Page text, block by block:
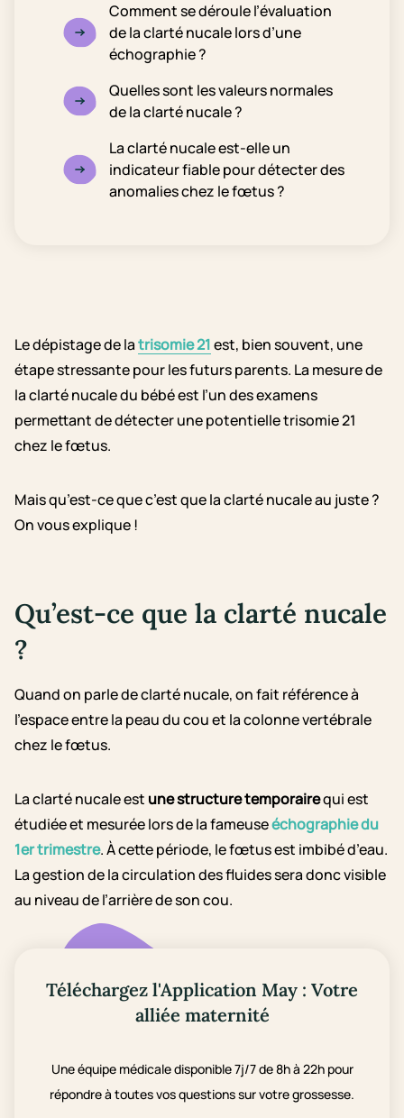
Comment se déroule l’évaluation
de la clarté nucale lors d’une
échographie ?
Quelles sont les valeurs normales
de la clarté nucale ?
La clarté nucale est-elle un
indicateur fiable pour détecter des
anomalies chez le fœtus ?
Le dépistage de latrisomie 21est, bien souvent, une
étape stressante pour les futurs parents. La mesure de
la clarté nucale du bébé est l’un des examens
permettant de détecter une potentielle trisomie 21
chez le fœtus.
Mais qu’est-ce que c’est que la clarté nucale au juste ?
On vous explique !
Qu’est-ce que la clarté nucale
?
Quand on parle de clarté nucale, on fait référence à
l’espace entre la peau du cou et la colonne vertébrale
chez le fœtus.
La clarté nucale est une structure temporairequi est
étudiée et mesurée lors de la fameuseéchographie du
1er trimestre. À cette période, le fœtus est imbibé d’eau.
La gestion de la circulation des fluides sera donc visible
au niveau de l’arrière de son cou.
Téléchargez l'Application May : Votre
alliée maternité
Une équipe médicale disponible 7j/7 de 8h à 22h pour
répondre à toutes vos questions sur votre grossesse.